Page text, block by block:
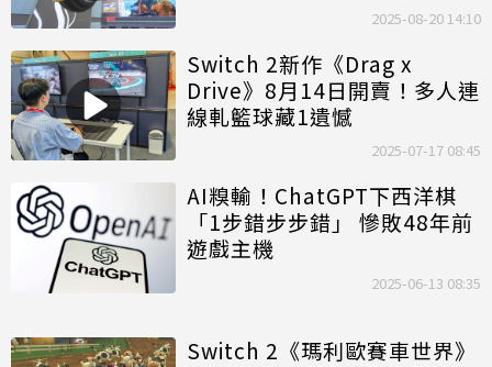
2025-08-20 14:10
Switch 2新作《Drag x
Drive》8月14日開賣！多人連
線軋籃球藏1遺憾
2025-07-17 08:45
AI糗輸！ChatGPT下西洋棋
「1步錯步步錯」 慘敗48年前
遊戲主機
2025-06-13 08:35
Switch 2《瑪利歐賽車世界》